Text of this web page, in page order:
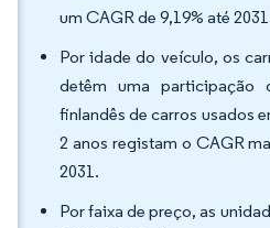
um CAGR de 9,19% até
Por idade do veículo, os
detêm uma participação
finlandês de carros usados
2 anos registam o CAGR
2031.
Por faixa de preço, as